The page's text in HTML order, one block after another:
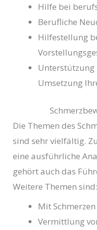
Hilfe bei
Berufliche
Hilfestellung
Unterstützung
Umsetzung
Die Themen des
sind sehr vielfältig.
eine ausführliche
gehört auch das
Weitere Themen sind:
Mit
Vermittlung